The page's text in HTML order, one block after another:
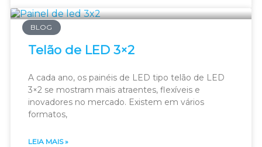
BLOG
Telão de LED 3×2
A cada ano, os painéis de LED tipo telão de LED
3×2 se mostram mais atraentes, flexíveis e
inovadores no mercado. Existem em vários
formatos,
LEIA MAIS »